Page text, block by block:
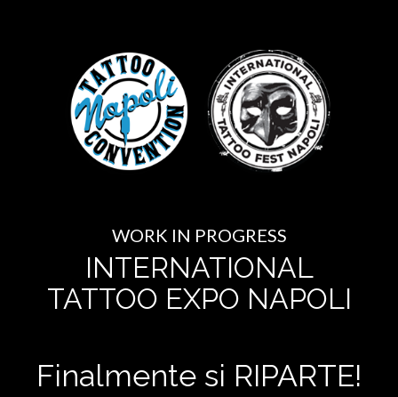
WORK IN PROGRESS
INTERNATIONAL
TATTOO EXPO NAPOLI
Finalmente si RIPARTE!